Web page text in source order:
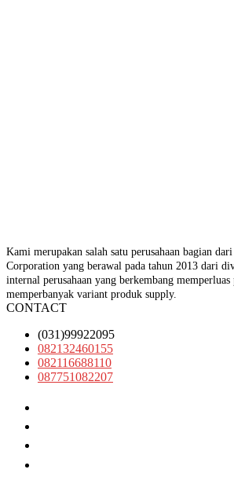
Kami merupakan salah satu perusahaan bagian
Corporation yang berawal pada tahun 2013 dari
internal perusahaan yang berkembang memperluas
memperbanyak variant produk supply.
CONTACT
(031)99922095
082132460155
082116688110
087751082207